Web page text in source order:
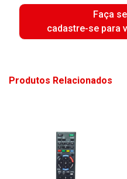
Faça
cadastre-se para
Produtos Relacionados